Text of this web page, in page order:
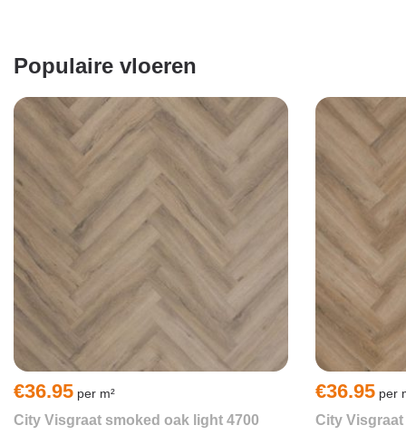
Populaire vloeren
€36.95
City Visgraat smoked oak light 4700
€36.95
City